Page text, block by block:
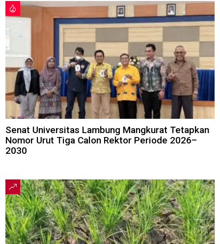
Senat Universitas Lambung Mangkurat Tetapkan
Nomor Urut Tiga Calon Rektor Periode 2026–
2030